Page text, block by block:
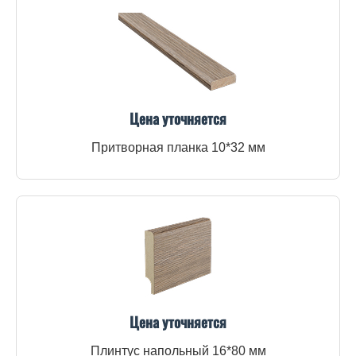
Цена уточняется
Притворная планка 10*32 мм
Цена уточняется
Плинтус напольный 16*80 мм